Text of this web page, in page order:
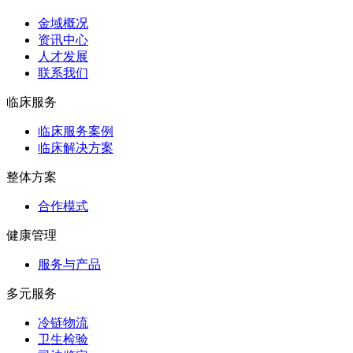
金域概况
资讯中心
人才发展
联系我们
临床服务
临床服务案例
临床解决方案
整体方案
合作模式
健康管理
服务与产品
多元服务
冷链物流
卫生检验